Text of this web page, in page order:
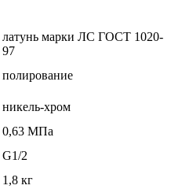
латунь марки ЛС ГОСТ 1020-
97
полирование
никель-хром
0,63 МПа
G1/2
1,8 кг